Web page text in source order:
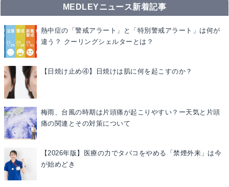
MEDLEYニュース新着記事
熱中症の「警戒アラート」と「特別警戒アラート」は何が
違う？ クーリングシェルターとは？
【日焼け止め④】日焼けは肌に何を起こすのか？
梅雨、台風の時期は片頭痛が起こりやすい？ー天気と片頭
痛の関連とその対策について
【2026年版】医療の力でタバコをやめる「禁煙外来」は今
が始めどき